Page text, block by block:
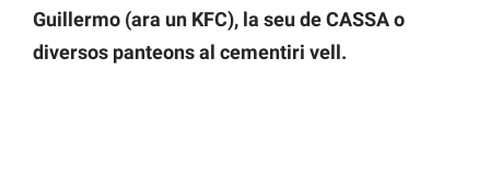
Guillermo (ara un KFC), la seu de CASSA o
diversos panteons al cementiri vell.